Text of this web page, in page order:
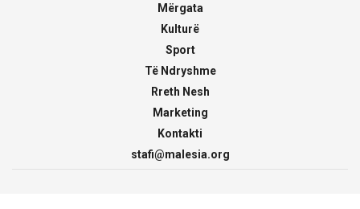
Mërgata
Kulturë
Sport
Të Ndryshme
Rreth Nesh
Marketing
Kontakti
stafi@malesia.org